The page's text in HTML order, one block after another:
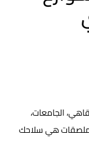
الجامعات،
هي سلاحك